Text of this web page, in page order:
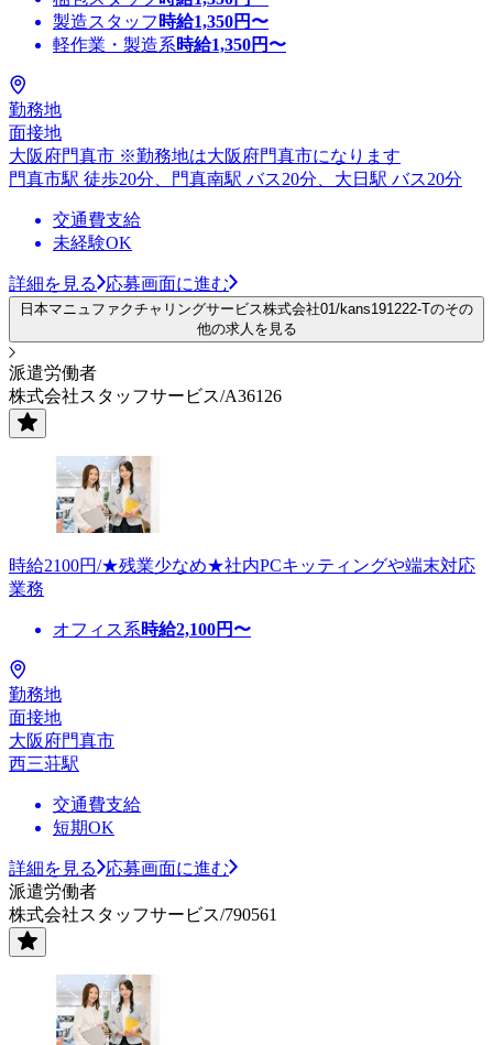
製造スタッフ 時給1,350円〜
軽作業・製造系時給1,350円〜
勤務地
面接地
大阪府門真市 ※勤務地は大阪府門真市になります
門真市駅 徒歩20分、門真南駅 バス20分、大日駅 バス20分
交通費支給
未経験OK
詳細を見る 応募画面に進む
日本マニュファクチャリングサービス株式会社01/kans191222-Tのその
他の求人を見る
派遣労働者
株式会社スタッフサービス/A36126
時給2100円/★残業少なめ★社内PCキッティングや端末対応
業務
オフィス系時給2,100円〜
勤務地
面接地
大阪府門真市
西三荘駅
交通費支給
短期OK
詳細を見る
応募画面に進む
派遣労働者
株式会社スタッフサービス/790561